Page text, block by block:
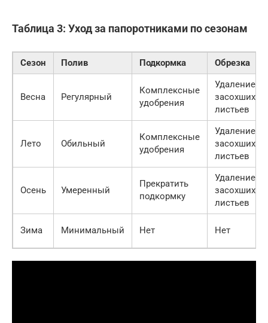
Таблица 3: Уход за папоротниками по сезонам
Сезон Полив Подкормка Обрезка
Весна Регулярный
Комплексные
удобрения
Удаление
засохших
листьев
Лето Обильный
Комплексные
удобрения
Удаление
засохших
листьев
Осень Умеренный
Прекратить
подкормку
Удаление
засохших
листьев
Зима Минимальный Нет Нет